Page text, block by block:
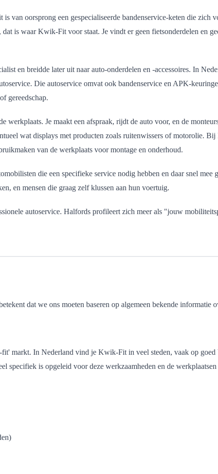
van oorsprong een gespecialiseerde bandenservice-keten die
is waar Kwik-Fit voor staat. Je vindt er geen fietsonderdelen en
en breidde later uit naar auto-onderdelen en -accessoires. In
Die autoservice omvat ook bandenservice en APK-
gereedschap.
Je maakt een afspraak, rijdt de auto voor, en de
wat displays met producten zoals ruitenwissers of motorolie.
van de werkplaats voor montage en onderhoud.
die een specifieke service nodig hebben en daar snel
en mensen die graag zelf klussen aan hun voertuig.
autoservice. Halfords profileert zich meer als "jouw
dat we ons moeten baseren op algemeen bekende informatie
markt. In Nederland vind je Kwik-Fit in veel steden, vaak op
specifiek is opgeleid voor deze werkzaamheden en de